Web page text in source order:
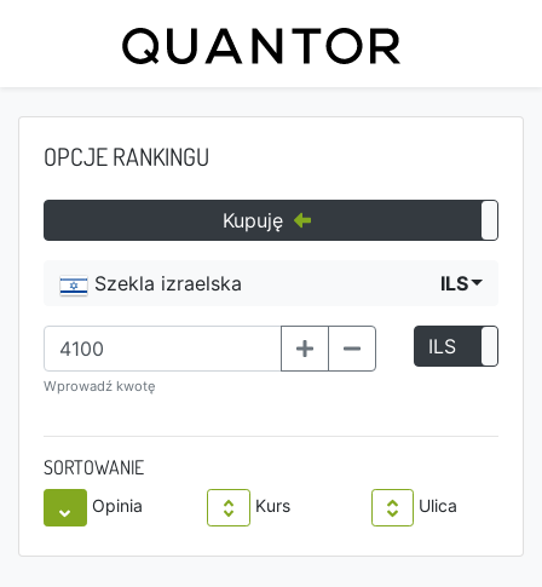
OPCJE RANKINGU
Kupuję
Szekla izraelska ILS
Wprowadź kwotę
ILS
SORTOWANIE
Opinia Kurs Ulica